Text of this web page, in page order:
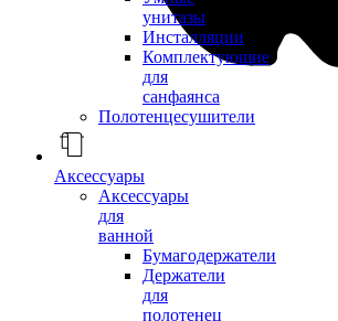
унитазы
Инсталляции
Комплектующие
для
санфаянса
Полотенцесушители
Аксессуары
Аксессуары
для
ванной
Бумагодержатели
Держатели
для
полотенец